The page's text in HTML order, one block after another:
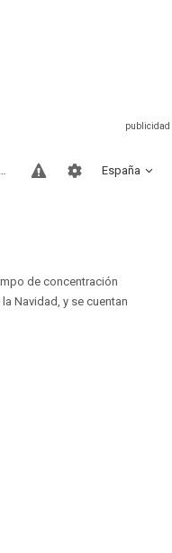
España
Sitios compatibles
de concentración
Navidad, y se cuentan